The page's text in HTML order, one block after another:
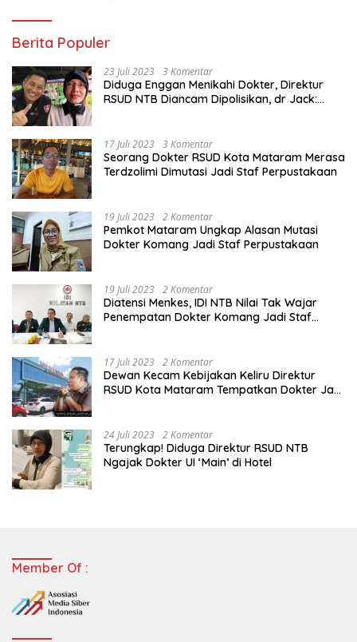
Berita Populer
23 Juli 2023 3 Komentar
Diduga Enggan Menikahi Dokter, Direktur
RSUD NTB Diancam Dipolisikan, dr Jack:
17 Juli 2023 3 Komentar
Seorang Dokter RSUD Kota Mataram Merasa
Terdzolimi Dimutasi Jadi Staf Perpustakaan
19 Juli 2023 2 Komentar
Pemkot Mataram Ungkap Alasan Mutasi
Dokter Komang Jadi Staf Perpustakaan
19 Juli 2023 2 Komentar
Diatensi Menkes, IDI NTB Nilai Tak Wajar
Penempatan Dokter Komang Jadi Staf
17 Juli 2023 2 Komentar
Dewan Kecam Kebijakan Keliru Direktur
RSUD Kota Mataram Tempatkan Dokter Jadi
24 Juli 2023 2 Komentar
Terungkap! Diduga Direktur RSUD NTB
Ngajak Dokter UI ‘Main’ di Hotel
Member Of :